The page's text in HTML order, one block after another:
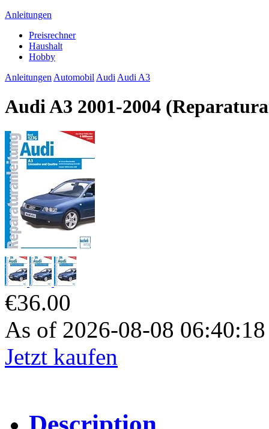
Anleitungen
Preisrechner
Haushalt
Hobby
Anleitungen Automobil Audi Audi A3
Audi A3 2001-2004
€36.00
As of 2026-08-08
Jetzt kaufen